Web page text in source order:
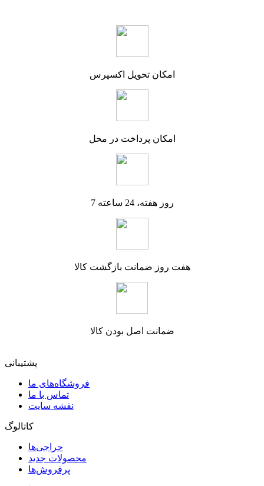
امکان تحویل اکسپرس
امکان پرداخت در محل
7 روز هفته، 24 ساعته
هفت روز ضمانت بازگشت کالا
ضمانت اصل بودن کالا
پشتیبانی
فروشگاه‌های ما
تماس با ما
نقشه سایت
کاتالوگ
حراجی‌ها
محصولات جدید
پرفروش‌ها